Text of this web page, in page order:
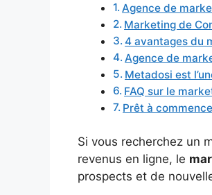
Agence de
Marketing de
4 avantages du
Agence de
Metadosi est
FAQ sur le
Prêt à
Si vous recherchez un
revenus en ligne, le
prospects et de